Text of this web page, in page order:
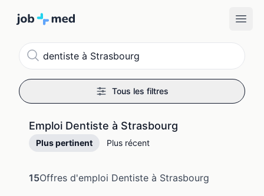
Tous les filtres
Emploi Dentiste à Strasbourg
Plus pertinent Plus récent
15Offres d'emploi Dentiste à Strasbourg